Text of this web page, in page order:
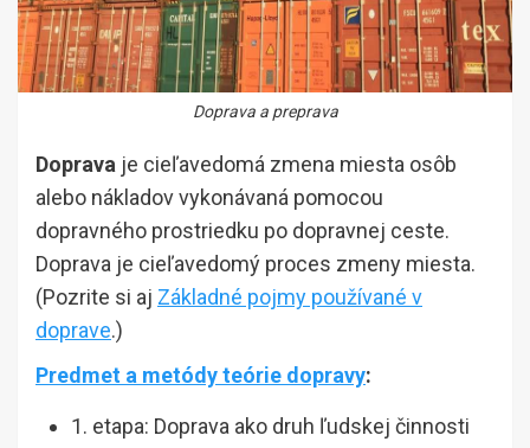
Doprava a preprava
Doprava je cieľavedomá zmena miesta osôb
alebo nákladov vykonávaná pomocou
dopravného prostriedku po dopravnej ceste.
Doprava je cieľavedomý proces zmeny miesta.
(Pozrite si aj Základné pojmy používané v
doprave.)
Predmet a metódy teórie dopravy:
1. etapa: Doprava ako druh ľudskej činnosti